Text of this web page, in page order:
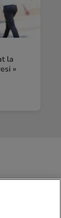
la
»